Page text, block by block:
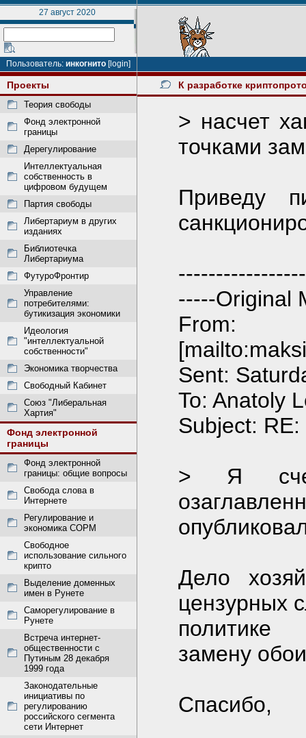
27 август 2020
Пользователь: инкогнито [login]
Проекты
Теория свободы
Фонд электронной
границы
Дерегулирование
Интеллектуальная
собственность в
цифровом будущем
Партия свободы
Либертариум в других
изданиях
Библиотечка
Либертариума
ФутуроФронтир
Управление
потребителями:
бутикизация экономики
Идеология
"интеллектуальной
собственности"
Экономика творчества
Свободный Кабинет
Союз "Либеральная
Хартия"
Фонд электронной
границы
Фонд электронной
границы: общие вопросы
Свобода слова в
Интернете
Регулирование и
экономика СОРМ
Свободное
использование сильного
крипто
Выделение доменных
имен в Рунете
Саморегулирование в
Рунете
Встреча интернет-
общественности с
Путиным 28 декабря
1999 года
Законодательные
инициативы по
регулированию
российского сегмента
сети Интернет
К разработке
> насчет
точками
Приведу
-----Original
From:
[mailto:
Sent:
To: Anatoly
Subject:
> Я
Дело
цензурных
политике
замену
Спасибо,